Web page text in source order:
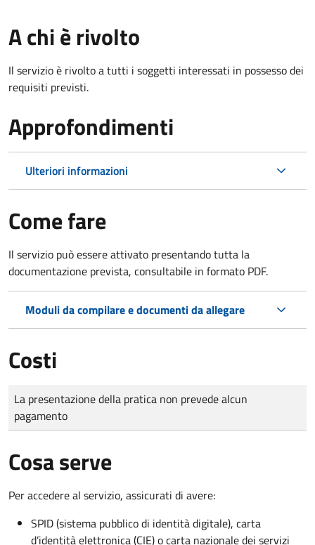
A chi è rivolto
Il servizio è rivolto a tutti i soggetti interessati in possesso dei
requisiti previsti.
Approfondimenti
Ulteriori informazioni
Come fare
Il servizio può essere attivato presentando tutta la
documentazione prevista, consultabile in formato PDF.
Moduli da compilare e documenti da allegare
Costi
Tipo di pagamento
Importo
La presentazione della pratica non prevede alcun
pagamento
Cosa serve
Per accedere al servizio, assicurati di avere:
SPID (sistema pubblico di identità digitale), carta
d’identità elettronica (CIE) o carta nazionale dei servizi